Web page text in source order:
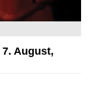
Festival
August,